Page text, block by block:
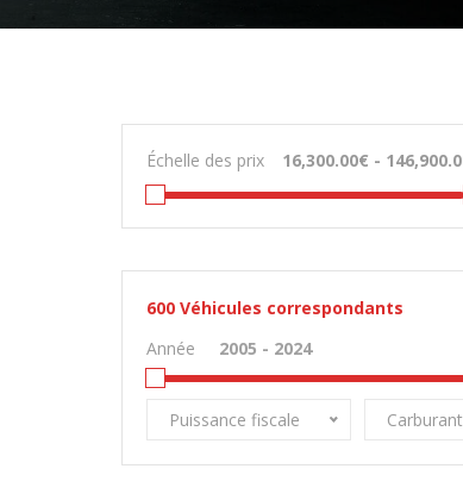
Échelle des prix
600 Véhicules correspondants
Année
Puissance fiscale Carburant